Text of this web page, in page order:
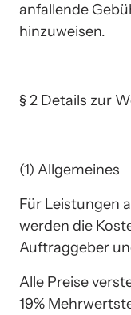
anfallende
hinzuweisen.
§ 2 Details zur
(1) Allgemeines
Für Leistungen
werden die
Auftraggeber
Alle Preise
19%